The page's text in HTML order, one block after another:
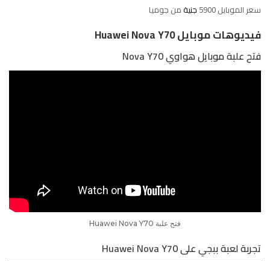
سعر الموبايل 5900 جنية من جوميا
فيديوهات موبايل Huawei Nova Y70
فتح علبة موبايل هواوي Nova Y70
فتح علبة Huawei Nova Y70
تجربة لعبة ببجي على Huawei Nova Y70